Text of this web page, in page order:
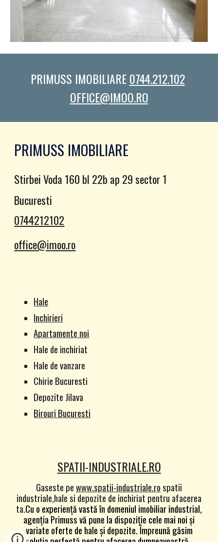
PRIMUSS IMOBILIARE 0744.212.102
OFFICE@IMOO.RO
PRIMUSS IMOBILIARE
Stirbei Voda 160 bl 22b ap 29 sector 1
Bucuresti
0744212102
office@imoo.ro
Hale
Inchirieri
Apartamente noi
Hale de inchiriat
Hale de vanzare
Chirie Bucuresti
Depozite Jilava
Birouri Bucuresti
SPATII-INDUSTRIALE.RO
Gaseste pewww.spatii-industriale.rospatii
industriale,hale si depozite de inchiriat pentru afacerea
ta.Cu o experiență vastă în domeniul imobiliar industrial,
agenția Primuss vă pune la dispoziție cele mai noi și
variate oferte de hale și depozite. Împreună găsim